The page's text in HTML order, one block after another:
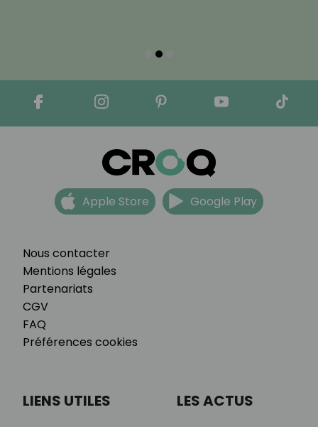
Nous contacter
Mentions légales
Partenariats
CGV
FAQ
Préférences cookies
Apple Store Google Play
LIENS UTILES LES ACTUS